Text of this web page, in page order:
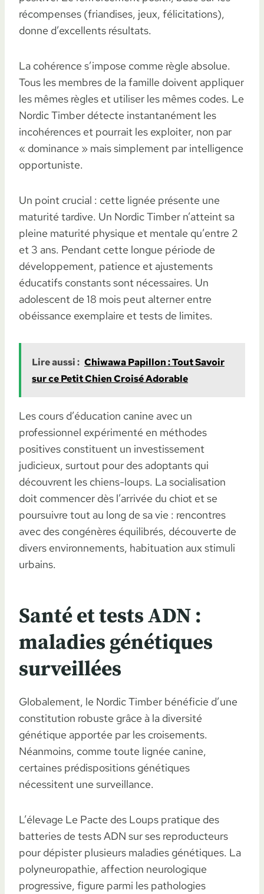
récompenses (friandises, jeux, félicitations),
donne d’excellents résultats.
La cohérence s’impose comme règle absolue.
Tous les membres de la famille doivent appliquer
les mêmes règles et utiliser les mêmes codes. Le
Nordic Timber détecte instantanément les
incohérences et pourrait les exploiter, non par
« dominance » mais simplement par intelligence
opportuniste.
Un point crucial : cette lignée présente une
maturité tardive. Un Nordic Timber n’atteint sa
pleine maturité physique et mentale qu’entre 2
et 3 ans. Pendant cette longue période de
développement, patience et ajustements
éducatifs constants sont nécessaires. Un
adolescent de 18 mois peut alterner entre
obéissance exemplaire et tests de limites.
Lire aussi : Chiwawa Papillon : Tout Savoir
sur ce Petit Chien Croisé Adorable
Les cours d’éducation canine avec un
professionnel expérimenté en méthodes
positives constituent un investissement
judicieux, surtout pour des adoptants qui
découvrent les chiens-loups. La socialisation
doit commencer dès l’arrivée du chiot et se
poursuivre tout au long de sa vie : rencontres
avec des congénères équilibrés, découverte de
divers environnements, habituation aux stimuli
urbains.
Santé et tests ADN :
maladies génétiques
surveillées
Globalement, le Nordic Timber bénéficie d’une
constitution robuste grâce à la diversité
génétique apportée par les croisements.
Néanmoins, comme toute lignée canine,
certaines prédispositions génétiques
nécessitent une surveillance.
L’élevage Le Pacte des Loups pratique des
batteries de tests ADN sur ses reproducteurs
pour dépister plusieurs maladies génétiques. La
polyneuropathie, affection neurologique
progressive, figure parmi les pathologies